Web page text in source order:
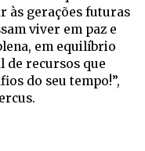
às gerações futuras
viver em paz e
em equilíbrio
de recursos que
do seu tempo!”,